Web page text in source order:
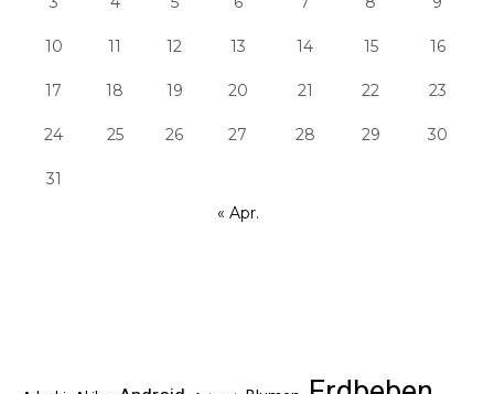
10 11 12 13 14 15 16
17 18 19 20 21 22 23
24 25 26 27 28 29 30
31
« Apr.